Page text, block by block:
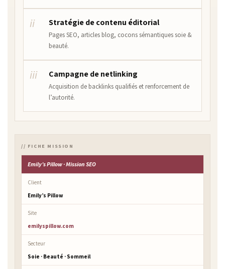
ii Stratégie de contenu éditorial
Pages SEO, articles blog, cocons sémantiques soie &
beauté.
iii Campagne de netlinking
Acquisition de backlinks qualifiés et renforcement de
l’autorité.
// FICHE MISSION
Emily’s Pillow · Mission SEO
Client
Emily’s Pillow
Site
emilyspillow.com
Secteur
Soie · Beauté · Sommeil